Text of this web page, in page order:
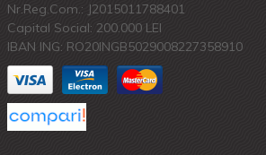
Nr.Reg.Com.: J2015011788401
Capital Social: 200.000 LEI
IBAN ING: RO20INGB5029008227358910